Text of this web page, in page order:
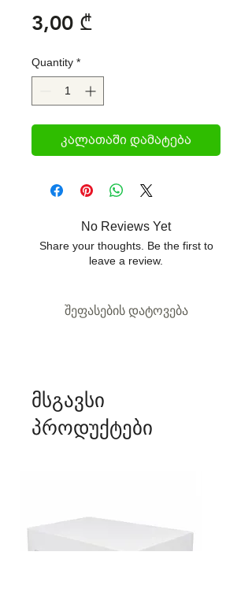
3,00 ₾Price
Quantity *
კალათაში დამატება
No Reviews Yet
Share your thoughts. Be the first to
leave a review.
შეფასების დატოვება
მსგავსი
პროდუქტები